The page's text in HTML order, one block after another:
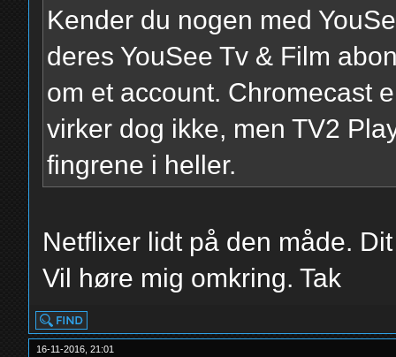
Kender du nogen med
deres YouSee Tv & Film
om et account. Chromecast
virker dog ikke, men TV2
fingrene i heller.
Netflixer lidt på den måde.
Vil høre mig omkring. Tak
16-11-2016, 21:01